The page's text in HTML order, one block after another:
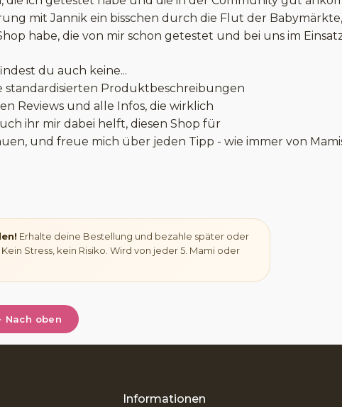
mit Jannik ein bisschen durch die Flut der
habe, die von mir schon getestet und bei uns im
du auch keine...
standardisierten Produktbeschreibungen
Reviews und alle Infos, die wirklich
ihr mir dabei helft, diesen Shop für
und freue mich über jeden Tipp - wie immer von
Erhalte deine Bestellung und bezahle später oder
Stress, kein Risiko. Wird von jeder 5. Mami oder
Nach oben
Informationen